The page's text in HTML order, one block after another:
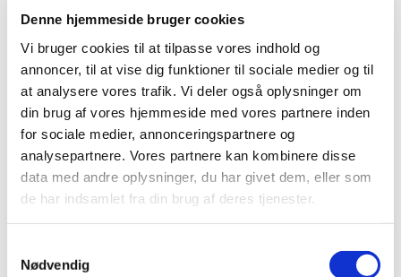
Denne hjemmeside bruger cookies
Vi bruger cookies til at tilpasse vores indhold og
annoncer, til at vise dig funktioner til sociale medier og til
at analysere vores trafik. Vi deler også oplysninger om
din brug af vores hjemmeside med vores partnere inden
for sociale medier, annonceringspartnere og
analysepartnere. Vores partnere kan kombinere disse
data med andre oplysninger, du har givet dem, eller som
de har indsamlet fra din brug af deres tjenester.
Nødvendig
Der er aftensang mandag til lørdag kl. 17.30 – 18 i
Løgumkloster Kirke.
Aftensangens forløb (med undtagelse af onsdag)
Præludium
1. salme
Læsning og bøn
2. salme
Velsignelse
Postludium